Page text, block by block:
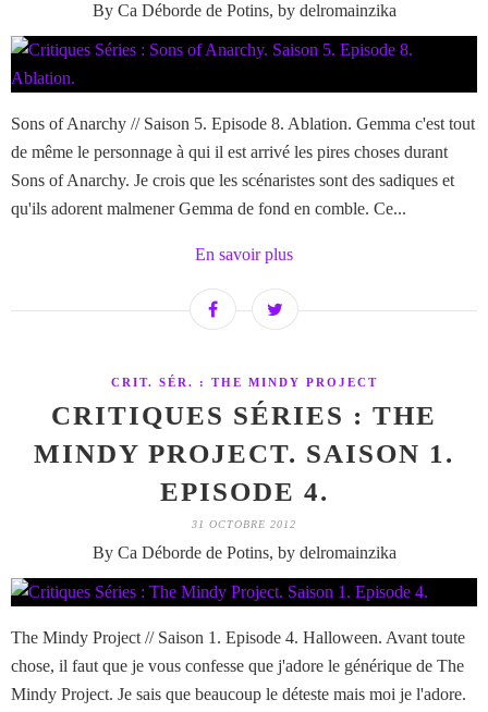
By Ca Déborde de Potins, by delromainzika
Sons of Anarchy // Saison 5. Episode 8. Ablation. Gemma c'est tout
de même le personnage à qui il est arrivé les pires choses durant
Sons of Anarchy. Je crois que les scénaristes sont des sadiques et
qu'ils adorent malmener Gemma de fond en comble. Ce...
En savoir plus
CRIT. SÉR. : THE MINDY PROJECT
CRITIQUES SÉRIES : THE
MINDY PROJECT. SAISON 1.
EPISODE 4.
31 OCTOBRE 2012
By Ca Déborde de Potins, by delromainzika
The Mindy Project // Saison 1. Episode 4. Halloween. Avant toute
chose, il faut que je vous confesse que j'adore le générique de The
Mindy Project. Je sais que beaucoup le déteste mais moi je l'adore.